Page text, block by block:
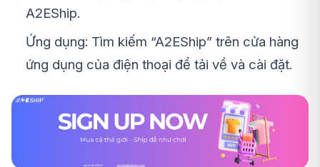
A2EShip.
Ứng dụng: Tìm kiếm “A2EShip” trên cửa hàng
ứng dụng của điện thoại để tải về và cài đặt.